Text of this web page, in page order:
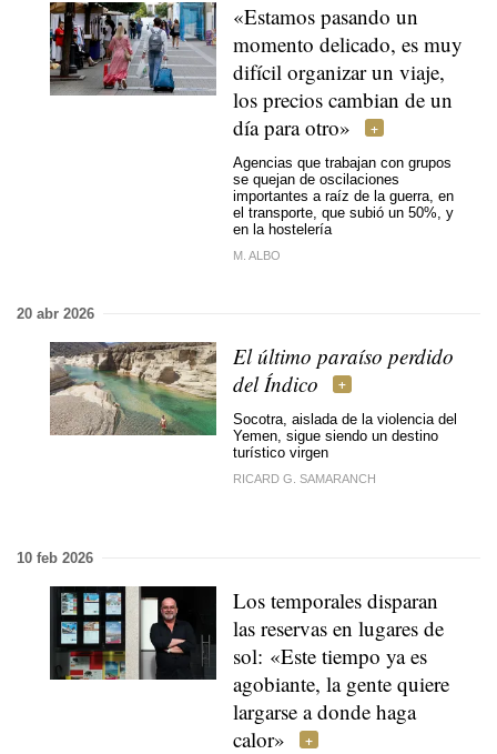
«Estamos pasando un
momento delicado, es muy
difícil organizar un viaje,
los precios cambian de un
día para otro»
Agencias que trabajan con grupos
se quejan de oscilaciones
importantes a raíz de la guerra, en
el transporte, que subió un 50%, y
en la hostelería
M. ALBO
20 abr 2026
El último paraíso perdido
del Índico
Socotra, aislada de la violencia del
Yemen, sigue siendo un destino
turístico virgen
RICARD G. SAMARANCH
10 feb 2026
Los temporales disparan
las reservas en lugares de
sol: «Este tiempo ya es
agobiante, la gente quiere
largarse a donde haga
calor»